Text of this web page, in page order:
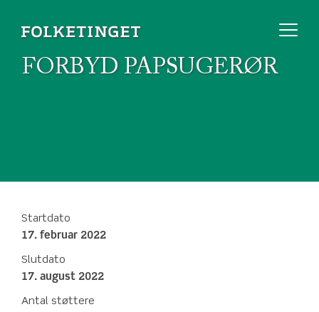
FORBYD PAPSUGERØR
Startdato
17. februar 2022
Slutdato
17. august 2022
Antal støttere